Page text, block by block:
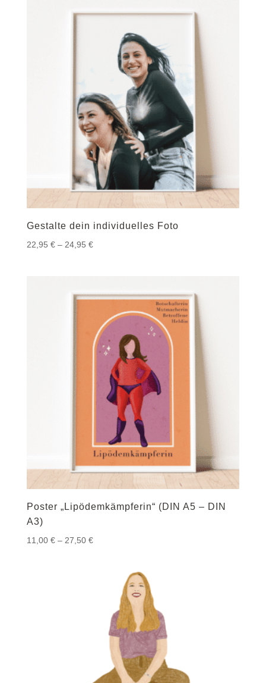
Gestalte dein individuelles Foto
22,95 € – 24,95 €Preisspanne:
Poster „Lipödemkämpferin“ (DIN A5 – DIN
A3)
11,00 € – 27,50 €Preisspanne: